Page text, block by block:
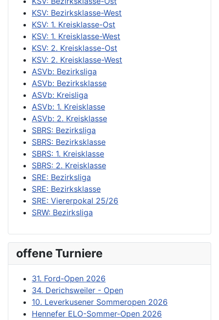
KSV: Bezirksklasse-West
KSV: 1. Kreisklasse-Ost
KSV: 1. Kreisklasse-West
KSV: 2. Kreisklasse-Ost
KSV: 2. Kreisklasse-West
ASVb: Bezirksliga
ASVb: Bezirksklasse
ASVb: Kreisliga
ASVb: 1. Kreisklasse
ASVb: 2. Kreisklasse
SBRS: Bezirksliga
SBRS: Bezirksklasse
SBRS: 1. Kreisklasse
SBRS: 2. Kreisklasse
SRE: Bezirksliga
SRE: Bezirksklasse
SRE: Viererpokal 25/26
SRW: Bezirksliga
offene Turniere
31. Ford-Open 2026
34. Derichsweiler - Open
10. Leverkusener Sommeropen 2026
Hennefer ELO-Sommer-Open 2026